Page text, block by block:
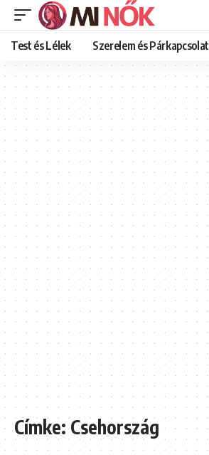
Test és Lélek Szerelem és Párkapcsolat
Címke:Csehország